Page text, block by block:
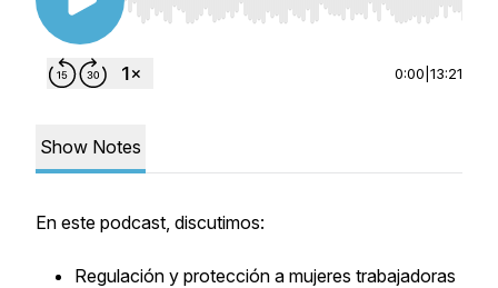
Use Left/Right to seek, Home/End to jump to
0:00 13:21
Show Notes
En este podcast, discutimos:
Regulación y protección a mujeres trabajadoras